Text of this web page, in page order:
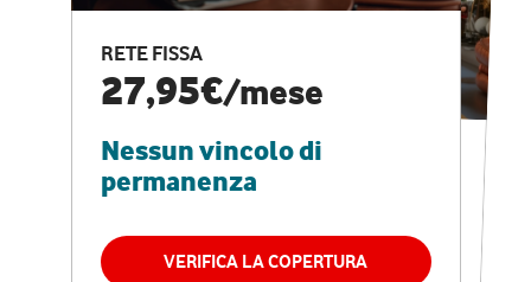
RETE FISSA
27,95€/mese
Nessun vincolo di
permanenza
VERIFICA LA COPERTURA
CASA PRO
Internet veloce e
vantaggi speciali
RETE FISSA + VODAFONE CLUB
29,95€
permanenza